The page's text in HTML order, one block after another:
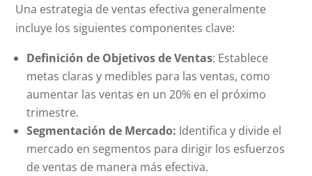
Una estrategia de ventas efectiva generalmente
incluye los siguientes componentes clave:
Definición de Objetivos de Ventas: Establece
metas claras y medibles para las ventas, como
aumentar las ventas en un 20% en el próximo
trimestre.
Segmentación de Mercado: Identifica y divide el
mercado en segmentos para dirigir los esfuerzos
de ventas de manera más efectiva.